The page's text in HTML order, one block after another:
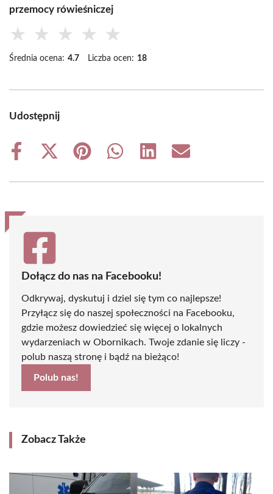
przemocy rówieśniczej
★ ★ ★ ★ ★
Średnia ocena: 4.7 Liczba ocen: 18
Udostępnij
Share
Share
(Twitter)
Share
Share
Share
Share
Dołącz do nas na Facebooku!
Odkrywaj, dyskutuj i dziel się tym co najlepsze!
Przyłącz się do naszej społeczności na Facebooku,
gdzie możesz dowiedzieć się więcej o lokalnych
wydarzeniach w Obornikach. Twoje zdanie się liczy -
polub naszą stronę i bądź na bieżąco!
Polub nas!
Zobacz Także